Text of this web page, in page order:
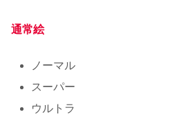
通常絵
ノーマル
スーパー
ウルトラ